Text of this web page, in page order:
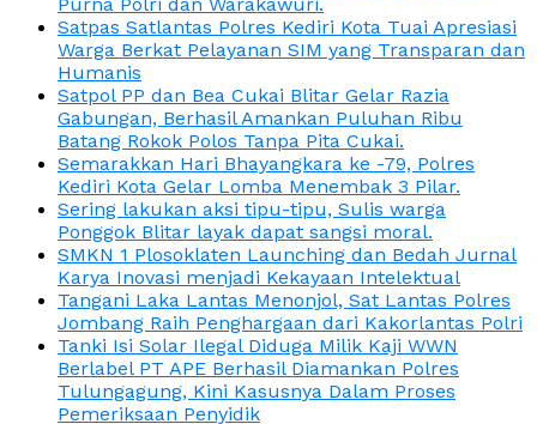
Satpas Satlantas Polres Kediri Kota Tuai Apresiasi
Warga Berkat Pelayanan SIM yang Transparan dan
Humanis
Satpol PP dan Bea Cukai Blitar Gelar Razia
Gabungan, Berhasil Amankan Puluhan Ribu
Batang Rokok Polos Tanpa Pita Cukai.
Semarakkan Hari Bhayangkara ke -79, Polres
Kediri Kota Gelar Lomba Menembak 3 Pilar.
Sering lakukan aksi tipu-tipu, Sulis warga
Ponggok Blitar layak dapat sangsi moral.
SMKN 1 Plosoklaten Launching dan Bedah Jurnal
Karya Inovasi menjadi Kekayaan Intelektual
Tangani Laka Lantas Menonjol, Sat Lantas Polres
Jombang Raih Penghargaan dari Kakorlantas Polri
Tanki Isi Solar Ilegal Diduga Milik Kaji WWN
Berlabel PT APE Berhasil Diamankan Polres
Tulungagung, Kini Kasusnya Dalam Proses
Pemeriksaan Penyidik